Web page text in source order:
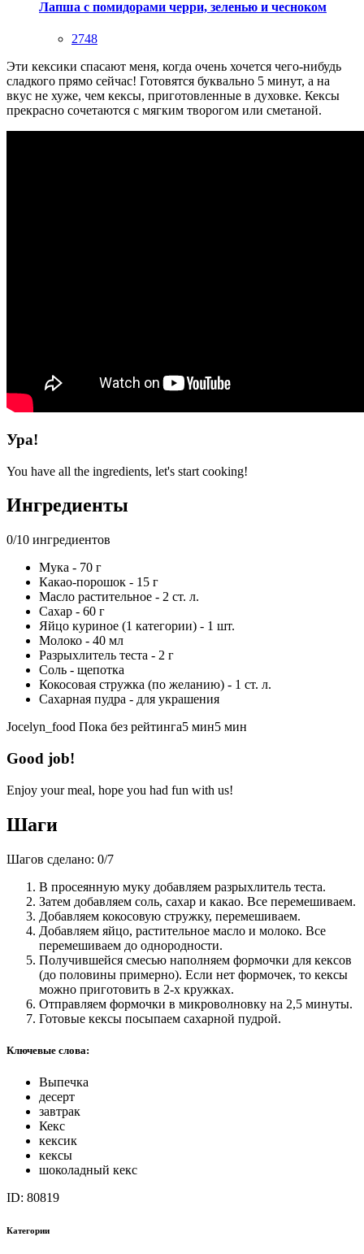
Лапша с помидорами черри, зеленью и чесноком
2748
Эти кексики спасают меня, когда очень хочется чего-нибудь
сладкого прямо сейчас! Готовятся буквально 5 минут, а на
вкус не хуже, чем кексы, приготовленные в духовке. Кексы
прекрасно сочетаются с мягким творогом или сметаной.
Ура!
You have all the ingredients, let's start cooking!
Ингредиенты
0/10 ингредиентов
Мука - 70 г
Какао-порошок - 15 г
Масло растительное - 2 ст. л.
Сахар - 60 г
Яйцо куриное (1 категории) - 1 шт.
Молоко - 40 мл
Разрыхлитель теста - 2 г
Соль - щепотка
Кокосовая стружка (по желанию) - 1 ст. л.
Сахарная пудра - для украшения
Jocelyn_food Пока без рейтинга5 мин5 мин
Good job!
Enjoy your meal, hope you had fun with us!
Шаги
Шагов сделано: 0/7
В просеянную муку добавляем разрыхлитель теста.
Затем добавляем соль, сахар и какао. Все перемешиваем.
Добавляем кокосовую стружку, перемешиваем.
Добавляем яйцо, растительное масло и молоко. Все
перемешиваем до однородности.
Получившейся смесью наполняем формочки для кексов
(до половины примерно). Если нет формочек, то кексы
можно приготовить в 2-х кружках.
Отправляем формочки в микроволновку на 2,5 минуты.
Готовые кексы посыпаем сахарной пудрой.
Ключевые слова:
Выпечка
десерт
завтрак
Кекс
кексик
кексы
шоколадный кекс
ID: 80819
Категории